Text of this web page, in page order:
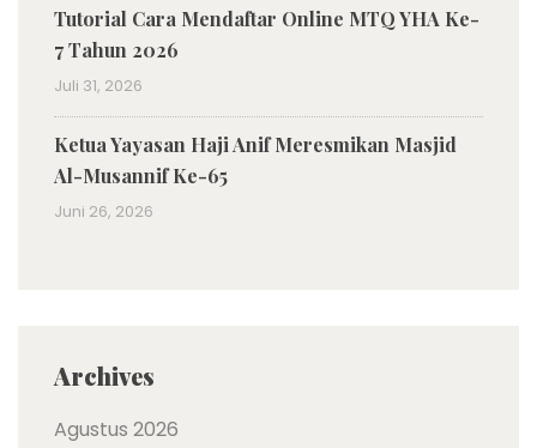
Tutorial Cara Mendaftar Online MTQ YHA Ke-
7 Tahun 2026
Juli 31, 2026
Ketua Yayasan Haji Anif Meresmikan Masjid
Al-Musannif Ke-65
Juni 26, 2026
Archives
Agustus 2026